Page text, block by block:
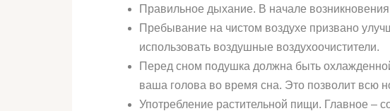
Правильное дыхание. В начале
Пребывание на чистом воздухе призвано
использовать воздушные воздухоочистители.
Перед сном подушка должна быть
ваша голова во время сна. Это позволит всю
Употребление растительной пищи. Главное –